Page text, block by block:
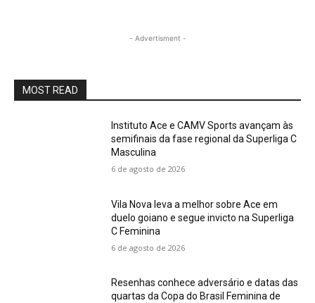
- Advertisment -
MOST READ
Instituto Ace e CAMV Sports avançam às
semifinais da fase regional da Superliga C
Masculina
6 de agosto de 2026
Vila Nova leva a melhor sobre Ace em
duelo goiano e segue invicto na Superliga
C Feminina
6 de agosto de 2026
Resenhas conhece adversário e datas das
quartas da Copa do Brasil Feminina de